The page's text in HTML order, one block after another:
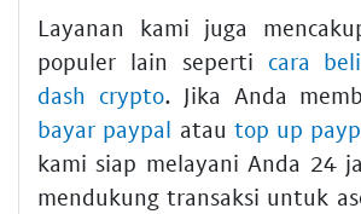
Layanan kami juga
populer lain seperti cara
dash crypto. Jika Anda
bayar paypal atau top up
kami siap melayani Anda 24
mendukung transaksi untuk